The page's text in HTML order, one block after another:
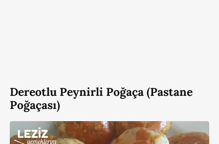
Dereotlu Peynirli Poğaça (Pastane
Poğaçası)